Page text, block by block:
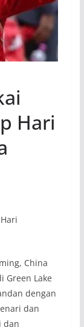
Hari
China
Green Lake
dengan
dan
dan